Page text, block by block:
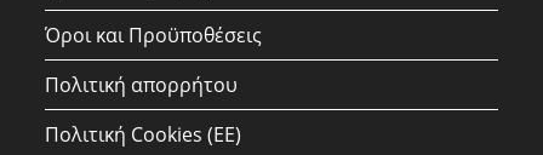
Όροι και Προϋποθέσεις
Πολιτική απορρήτου
Πολιτική Cookies (ΕΕ)